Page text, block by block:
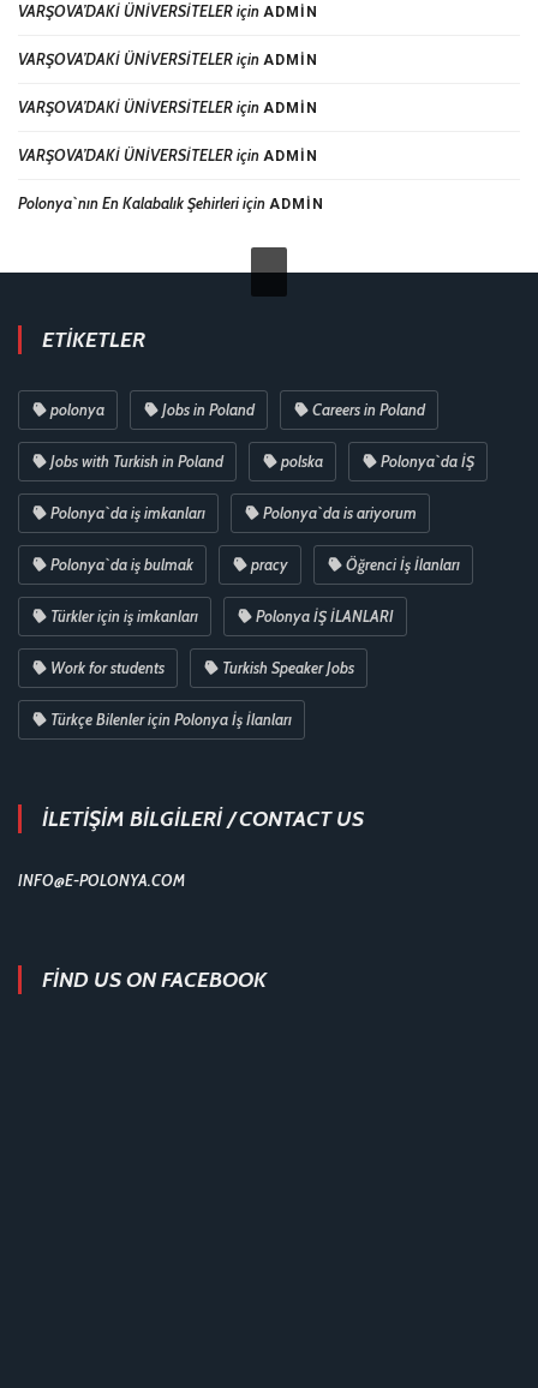
VARŞOVA’DAKİ ÜNİVERSİTELERiçin ADMIN
VARŞOVA’DAKİ ÜNİVERSİTELERiçin ADMIN
VARŞOVA’DAKİ ÜNİVERSİTELERiçin ADMIN
VARŞOVA’DAKİ ÜNİVERSİTELERiçin ADMIN
Polonya`nın En Kalabalık Şehirleriiçin ADMIN
ETIKETLER
polonya Jobs in Poland Careers in Poland
Jobs with Turkish in Poland polska Polonya`da İŞ
Polonya`da iş imkanları Polonya`da is ariyorum
Polonya`da iş bulmak pracy Öğrenci İş İlanları
Türkler için iş imkanları Polonya İŞ İLANLARI
Work for students Turkish Speaker Jobs
Türkçe Bilenler için Polonya İş İlanları
İLETİŞİM BİLGİLERİ / CONTACT US
INFO@E-POLONYA.COM
FIND US ON FACEBOOK